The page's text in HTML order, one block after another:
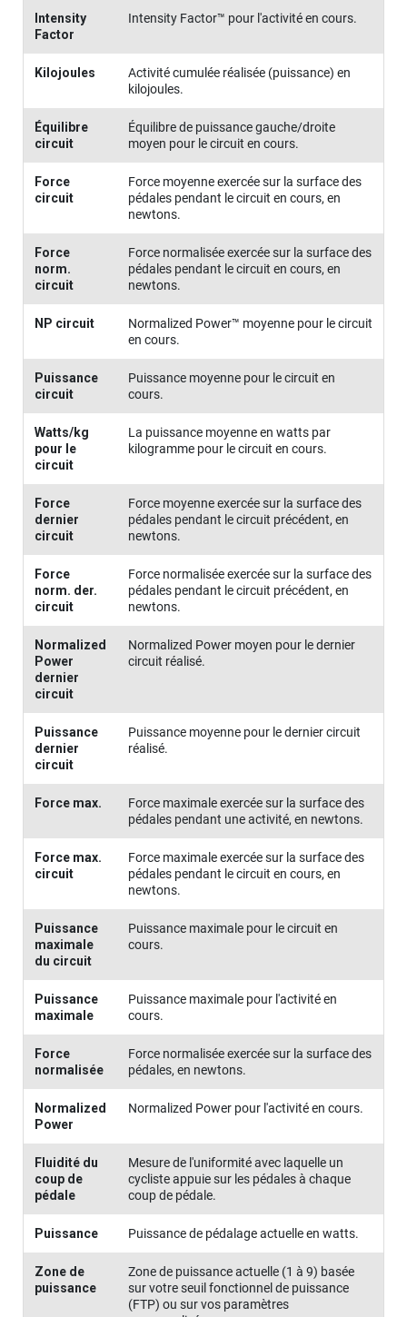
Intensity
Factor
Intensity Factor™ pour l'activité en cours.
Kilojoules
Activité cumulée réalisée (puissance) en
kilojoules.
Équilibre
circuit
Équilibre de puissance gauche/droite
moyen pour le circuit en cours.
Force
circuit
Force moyenne exercée sur la surface des
pédales pendant le circuit en cours, en
newtons.
Force
norm.
circuit
Force normalisée exercée sur la surface des
pédales pendant le circuit en cours, en
newtons.
NP circuit
Normalized Power™ moyenne pour le circuit
en cours.
Puissance
circuit
Puissance moyenne pour le circuit en
cours.
Watts/kg
pour le
circuit
La puissance moyenne en watts par
kilogramme pour le circuit en cours.
Force
dernier
circuit
Force moyenne exercée sur la surface des
pédales pendant le circuit précédent, en
newtons.
Force
norm. der.
circuit
Force normalisée exercée sur la surface des
pédales pendant le circuit précédent, en
newtons.
Normalized
Power
dernier
circuit
Normalized Power moyen pour le dernier
circuit réalisé.
Puissance
dernier
circuit
Puissance moyenne pour le dernier circuit
réalisé.
Force max.
Force maximale exercée sur la surface des
pédales pendant une activité, en newtons.
Force max.
circuit
Force maximale exercée sur la surface des
pédales pendant le circuit en cours, en
newtons.
Puissance
maximale
du circuit
Puissance maximale pour le circuit en
cours.
Puissance
maximale
Puissance maximale pour l'activité en
cours.
Force
normalisée
Force normalisée exercée sur la surface des
pédales, en newtons.
Normalized
Power
Normalized Power pour l'activité en cours.
Fluidité du
coup de
pédale
Mesure de l'uniformité avec laquelle un
cycliste appuie sur les pédales à chaque
coup de pédale.
Puissance Puissance de pédalage actuelle en watts.
Zone de
puissance
Zone de puissance actuelle (1 à 9) basée
sur votre seuil fonctionnel de puissance
(FTP) ou sur vos paramètres